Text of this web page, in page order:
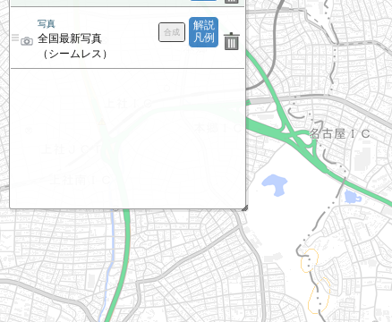
解説
凡例
写真
全国最新写真
（シームレス）